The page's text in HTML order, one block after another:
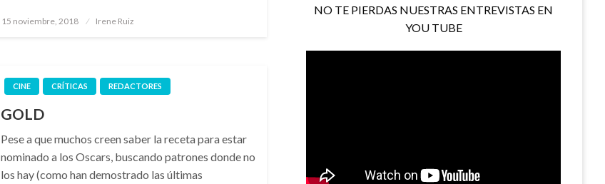
Publicado
15 noviembre, 2018 Irene Ruiz
CINE CRÍTICAS REDACTORES
GOLD
Pese a que muchos creen saber la receta para estar
nominado a los Oscars, buscando patrones donde no
los hay (como han demostrado las últimas
NO TE PIERDAS NUESTRAS ENTREVISTAS EN
YOU TUBE